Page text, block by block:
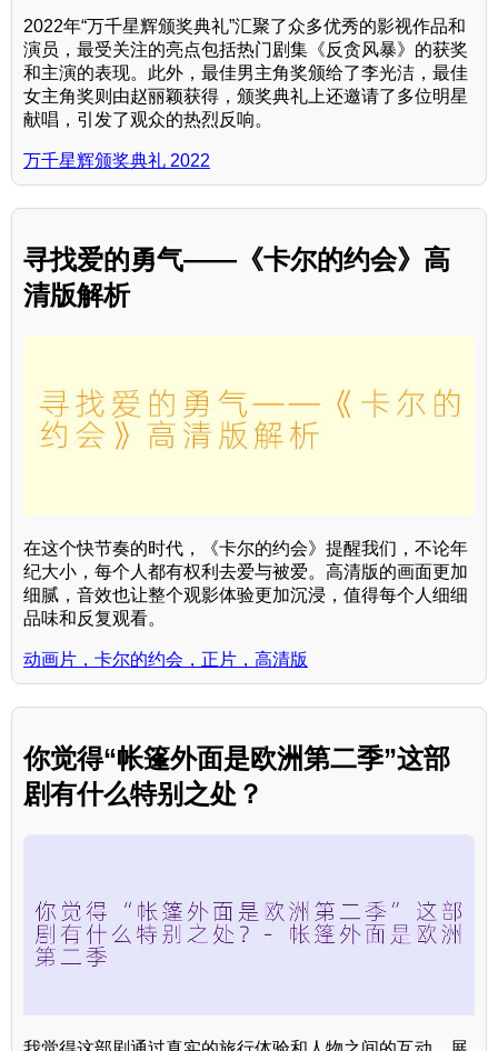
2022年“万千星辉颁奖典礼”汇聚了众多优秀的影视作品和
演员，最受关注的亮点包括热门剧集《反贪风暴》的获奖
和主演的表现。此外，最佳男主角奖颁给了李光洁，最佳
女主角奖则由赵丽颖获得，颁奖典礼上还邀请了多位明星
献唱，引发了观众的热烈反响。
万千星辉颁奖典礼 2022
寻找爱的勇气——《卡尔的约会》高
清版解析
在这个快节奏的时代，《卡尔的约会》提醒我们，不论年
纪大小，每个人都有权利去爱与被爱。高清版的画面更加
细腻，音效也让整个观影体验更加沉浸，值得每个人细细
品味和反复观看。
动画片，卡尔的约会，正片，高清版
你觉得“帐篷外面是欧洲第二季”这部
剧有什么特别之处？